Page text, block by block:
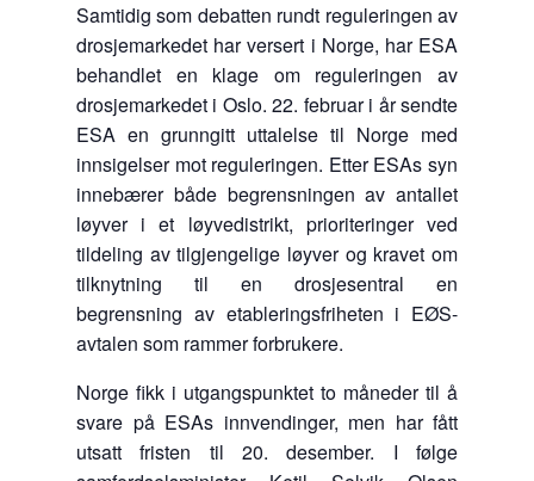
Samtidig som debatten rundt reguleringen av
drosjemarkedet har versert i Norge, har ESA
behandlet en klage om reguleringen av
drosjemarkedet i Oslo. 22. februar i år sendte
ESA en grunngitt uttalelse til Norge med
innsigelser mot reguleringen. Etter ESAs syn
innebærer både begrensningen av antallet
løyver i et løyvedistrikt, prioriteringer ved
tildeling av tilgjengelige løyver og kravet om
tilknytning til en drosjesentral en
begrensning av etableringsfriheten i EØS-
avtalen som rammer forbrukere.
Norge fikk i utgangspunktet to måneder til å
svare på ESAs innvendinger, men har fått
utsatt fristen til 20. desember. I følge